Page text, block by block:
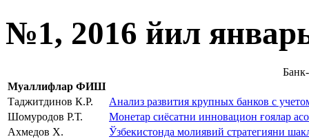
№1, 2016 йил
Муаллифлар ФИШ
Таджитдинов К.Р.
Анализ развития крупных банков с
Шомуродов Р.Т.
Монетар сиёсатни инновацион ғоялар
Ахмедов Х.
Ўзбекистонда молиявий стратегияни